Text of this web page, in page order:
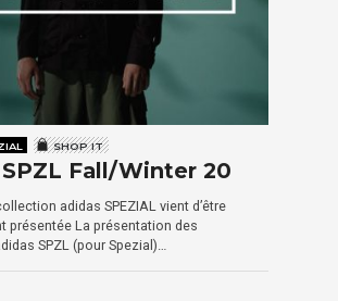
SHOP IT
Fall/Winter 20
adidas SPEZIAL vient d’être
présentée La présentation des
SPZL (pour Spezial)…